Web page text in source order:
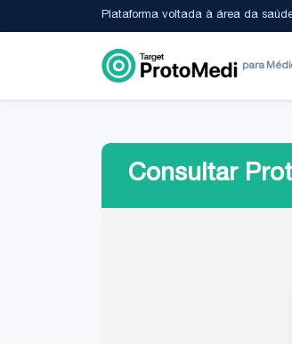
Plataforma voltada à área da
para
Consultar